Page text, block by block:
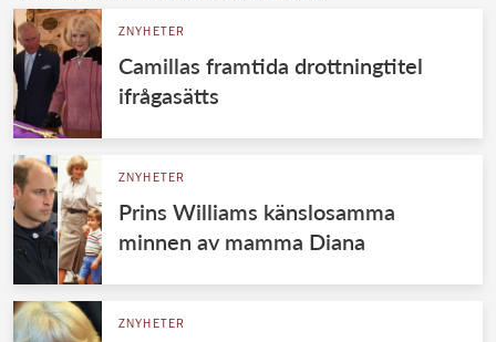
ZNYHETER
Camillas framtida drottningtitel
ifrågasätts
ZNYHETER
Prins Williams känslosamma
minnen av mamma Diana
ZNYHETER